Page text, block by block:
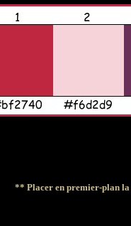
** Placer en premier-plan